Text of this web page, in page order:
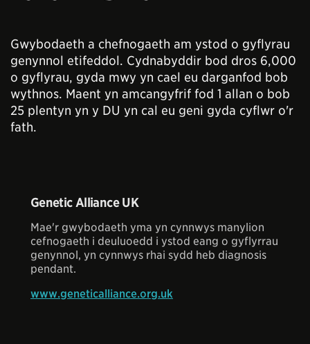
Gwybodaeth a chefnogaeth am ystod o gyflyrau
genynnol etifeddol. Cydnabyddir bod dros 6,000
o gyflyrau, gyda mwy yn cael eu darganfod bob
wythnos. Maent yn amcangyfrif fod 1 allan o bob
25 plentyn yn y DU yn cal eu geni gyda cyflwr o'r
fath.
Genetic Alliance UK
Mae'r gwybodaeth yma yn cynnwys manylion
cefnogaeth i deuluoedd i ystod eang o gyflyrrau
genynnol, yn cynnwys rhai sydd heb diagnosis
pendant.
www.geneticalliance.org.uk